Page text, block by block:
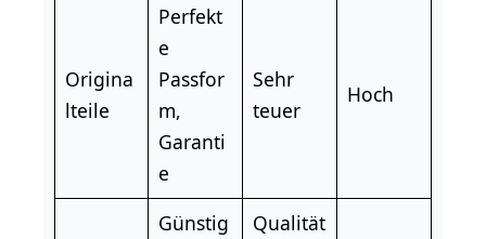
Origina
lteile
Perfekt
e
Passfor
m,
Garanti
e
Sehr
teuer
Hoch
Günstig
Qualität